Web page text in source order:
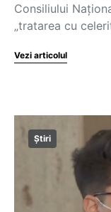
Consiliului
„tratarea cu
Vezi articolul
Știri